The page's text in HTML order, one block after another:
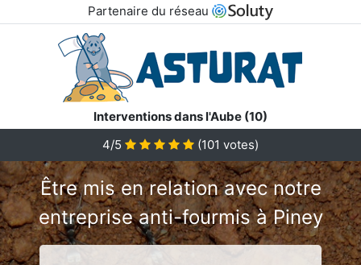
Partenaire du réseau
Interventions dans l'Aube (10)
4/5
(101 votes)
Être mis en relation avec notre
entreprise anti-fourmis à Piney